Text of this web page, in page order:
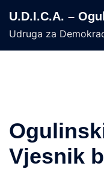
content
U.D.I.C.A. –
Udruga za
Vjesnik